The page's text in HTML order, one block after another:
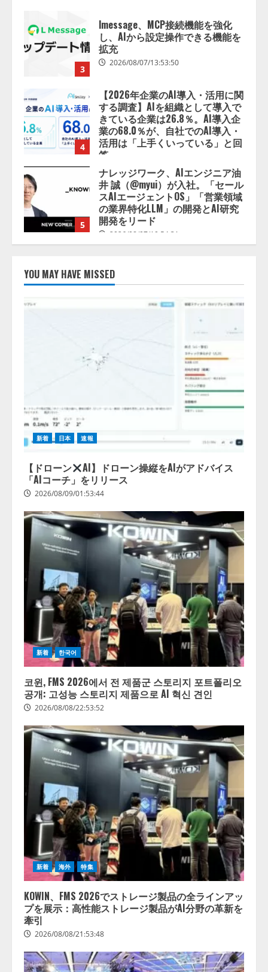
4
【2026年企業のAI導入・活用に関
する調査】AIを組織として導入で
きている企業は26.8％。AI導入企
業の68.0％が、自社でのAI導入・
活用は「上手くいっている」と回
2026/08/07/13:53:50
5
ナレッジワーク、AIエンジニア油
井 誠（@myui）が入社。「セール
スAIエージェントOS」「営業領域
の業界特化LLM」の開発とAI研究
開発をリード
1
【ドローン
AI】ドローン操縦を
AIがアドバイス「AIコーチ」をリ
リース
2026/08/09/01:53:44
ォーム「TAIZA」および新サービ
スに関する記者発表会を開催
lmessage、MCP接続機能を強化
し、AIから設定操作できる機能を
拡充
【2026年企業のAI導入・活用に関
業の68.0％が、自社でのAI導入・
答
2026/08/07/13:53:50
YOU MAY HAVE MISSED
新着 日本 速報
【ドローン
AI】ドローン操縦をAIがアドバイス
「AIコーチ」をリリース
2026/08/09/01:53:44
新着 한국어
코윈, FMS 2026에서 전 제품군 스토리지 포트폴리오
공개: 고성능 스토리지 제품으로 AI 혁신 견인
2026/08/08/22:53:52
新着 海外 特集
KOWIN、FMS 2026でストレージ製品の全ラインアッ
プを展示：高性能ストレージ製品がAI分野の革新を
牽引
2026/08/08/21:53:48